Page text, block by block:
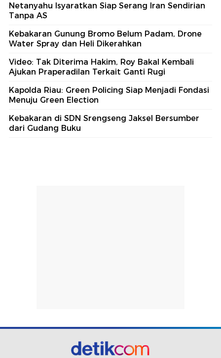
Netanyahu Isyaratkan Siap Serang Iran Sendirian
Tanpa AS
Kebakaran Gunung Bromo Belum Padam, Drone
Water Spray dan Heli Dikerahkan
Video: Tak Diterima Hakim, Roy Bakal Kembali
Ajukan Praperadilan Terkait Ganti Rugi
Kapolda Riau: Green Policing Siap Menjadi Fondasi
Menuju Green Election
Kebakaran di SDN Srengseng Jaksel Bersumber
dari Gudang Buku